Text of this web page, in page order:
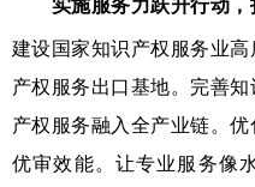
实施服务力跃升行动，
建设国家知识产权服务业
产权服务出口基地。完善
产权服务融入全产业链。
优审效能。让专业服务像